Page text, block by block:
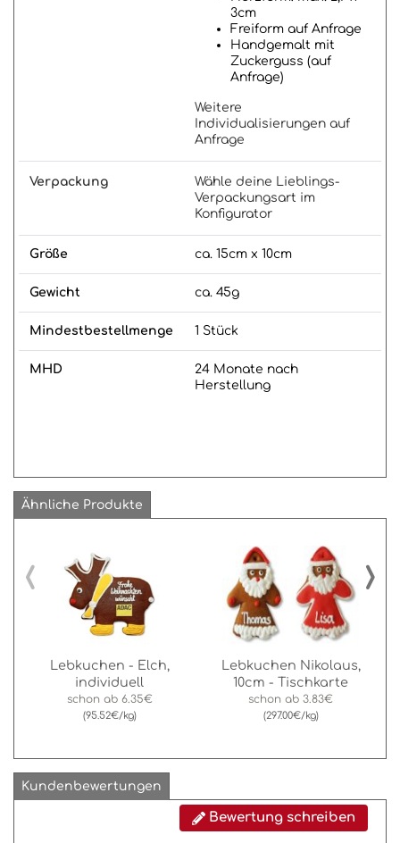
3cm
Freiform auf Anfrage
Handgemalt mit
Zuckerguss (auf
Anfrage)
Weitere
Individualisierungen auf
Anfrage
Verpackung
Wähle deine Lieblings-
Verpackungsart im
Konfigurator
Größe ca. 15cm x 10cm
Gewicht ca. 45g
Mindestbestellmenge 1 Stück
MHD
24 Monate nach
Herstellung
Ähnliche Produkte
Lebkuchen - Elch,
individuell
schon ab 6.35€
(95.52€/kg)
Lebkuchen Nikolaus,
10cm - Tischkarte
schon ab 3.83€
(297.00€/kg)
‹ ›
Kundenbewertungen
Bewertung schreiben